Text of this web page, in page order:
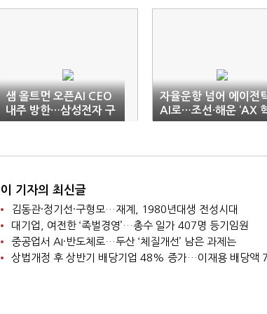
샘 올트먼 오픈AI CEO
내주 방한…삼성전자 구
성원 대상 강연
자율운항 넘어 에이전
AI로…조선·해운 ‘AX
신’ 속도
이 기자의 최신글
김동관·정기선·구형모…재계, 1980년대생 전성시대
대기업, 여전한 ‘족벌경영’…총수 일가 407명 등기임원
중공업서 AI·반도체로…두산 ‘체질개선’ 남은 과제는